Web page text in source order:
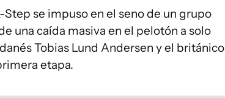
se impuso en el seno de un grupo
una caída masiva en el pelotón a solo
Tobias Lund Andersen y el británico
etapa.